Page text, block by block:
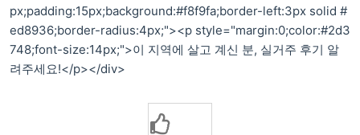
px;padding:15px;background:#f8f9fa;border-left:3px solid #
ed8936;border-radius:4px;"><p style="margin:0;color:#2d3
748;font-size:14px;">이 지역에 살고 계신 분, 실거주 후기 알
려주세요!</p></div>